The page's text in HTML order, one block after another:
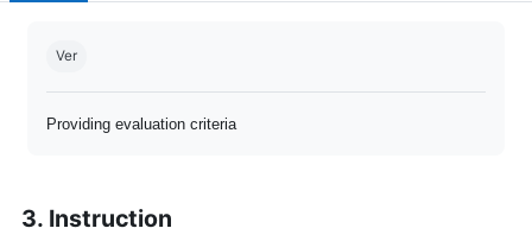
Ver
Providing evaluation criteria
3. Instruction